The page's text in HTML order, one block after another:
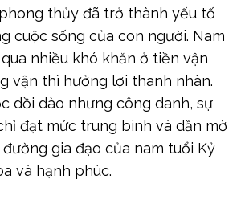
thủy đã trở thành yếu tố
cuộc sống của con người. Nam
nhiều khó khăn ở tiền vận
vận thì hưởng lợi thanh nhàn.
dồi dào nhưng công danh, sự
đạt mức trung bình và dần mờ
gia đạo của nam tuổi Kỷ
và hạnh phúc.